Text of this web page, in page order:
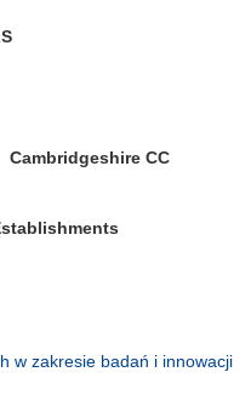
Cambridgeshire CC
w zakresie badań i innowacji